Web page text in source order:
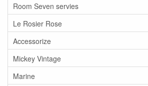
Room Seven servies
Le Rosier Rose
Accessorize
Mickey Vintage
Marine